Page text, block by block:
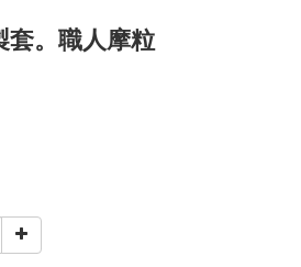
套。職人摩粒